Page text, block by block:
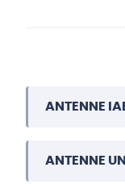
ANTENNE
ANTENNE